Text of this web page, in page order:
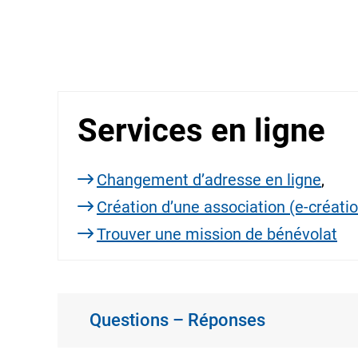
Services en ligne
Changement d’adresse en ligne,
Création d’une association (e-
Trouver une mission de bénévolat
Questions – Réponses